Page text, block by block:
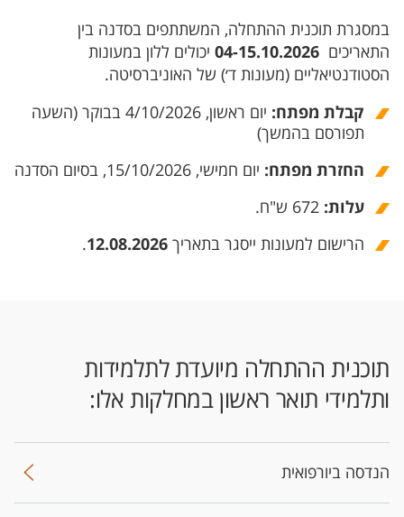
במסגרת תוכנית ההתחלה, המשתתפים בסדנה בין
התאריכים
יכולים ללון במעונות
הסטודנטיאליים (מעונות ד׳) של האוניברסיטה.
קבלת מפתח:
יום ראשון, 4/10/2026 בבוקר (השעה
תפורסם בהמשך)
החזרת מפתח: יום חמישי, 15/10/2026, בסיום הסדנה
עלות:
הרישום למעונות ייסגר בתאריך 12.08.2026
.
תוכנית ההתחלה מיועדת לתלמידות
ותלמידי תואר ראשון במחלקות אלו:
הנדסה ביורפואית